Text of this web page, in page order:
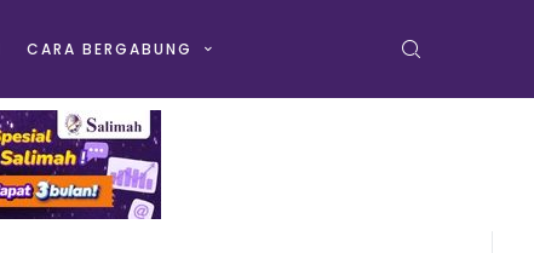
CARA BERGABUNG